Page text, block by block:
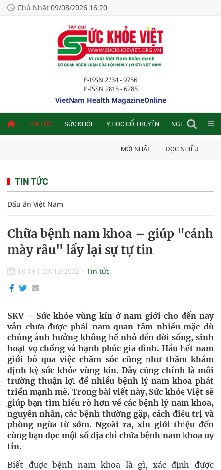
Chủ Nhật 09/08/2026 16:20
E-ISSN 2734 - 9756
P-ISSN 2815 - 6285
VietNam Health MagazineOnline
TIN TỨC SỨC KHỎE Y HỌC CỔ TRUYỀN NGHIÊN CỨU
MỚI NHẤT ĐỌC NHIỀU
TIN TỨC
Dấu ấn Việt Nam
Chữa bệnh nam khoa – giúp "cánh
mày râu" lấy lại sự tự tin
18:19 | 23/12/2022 Tin tức
SKV – Sức khỏe vùng kín ở nam giới cho đến nay
vẫn chưa được phái nam quan tâm nhiều mặc dù
chúng ảnh hưởng không hề nhỏ đến đời sống, sinh
hoạt vợ chồng và hạnh phúc gia đình. Hầu hết nam
giới bỏ qua việc chăm sóc cũng như thăm khám
định kỳ sức khỏe vùng kín. Đây cũng chính là môi
trường thuận lợi để nhiều bệnh lý nam khoa phát
triển mạnh mẽ. Trong bài viết này, Sức khỏe Việt sẽ
giúp bạn tìm hiểu rõ hơn về các bệnh lý nam khoa,
nguyên nhân, các bệnh thường gặp, cách điều trị và
phòng ngừa từ sớm. Ngoài ra, xin giới thiệu đến
cùng bạn đọc một số địa chỉ chữa bệnh nam khoa uy
tín.
Biết được bệnh nam khoa là gì, xác định được